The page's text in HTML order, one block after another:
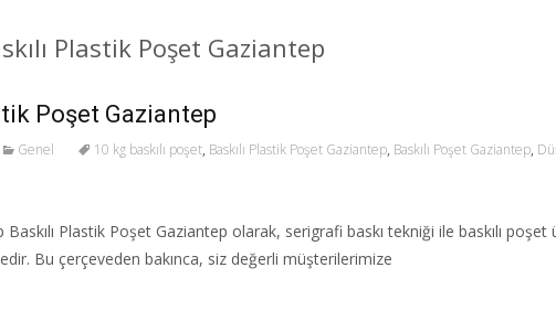
Plastik Poşet Gaziantep
Poşet Gaziantep
Genel 10 kg baskılı poşet, Baskılı Plastik Poşet Gaziantep, Baskılı Poşet Gaziantep,
Baskılı Plastik Poşet Gaziantep olarak, serigrafi baskı tekniği ile baskılı
Bu çerçeveden bakınca, siz değerli müşterilerimize